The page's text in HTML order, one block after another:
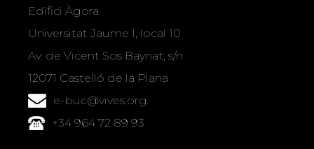
Edifici Àgora
Universitat Jaume I, local 10
Av. de Vicent Sos Baynat, s/n
12071 Castelló de la Plana
e-buc@vives.org
+34 964 72 89 93